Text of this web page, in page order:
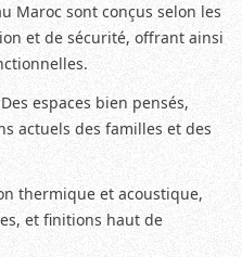
Maroc sont conçus selon les
et de sécurité, offrant ainsi
espaces bien pensés,
actuels des familles et des
thermique et acoustique,
et finitions haut de